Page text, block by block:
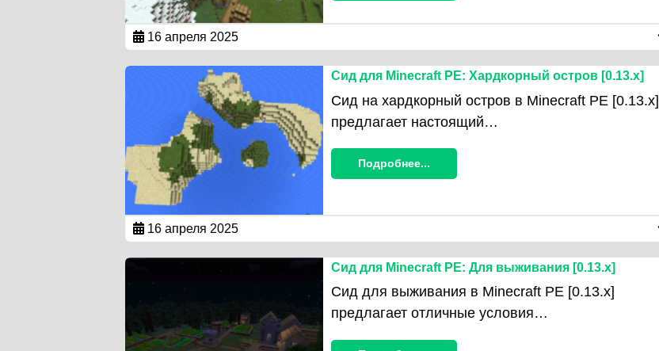
16 апреля 2025
Сид для Minecraft PE: Хардкорный остров [0.13.x]
Сид на хардкорный остров в Minecraft PE [0.13.x]
предлагает настоящий…
Подробнее...
16 апреля 2025
Сид для Minecraft PE: Для выживания [0.13.x]
Сид для выживания в Minecraft PE [0.13.x]
предлагает отличные условия…